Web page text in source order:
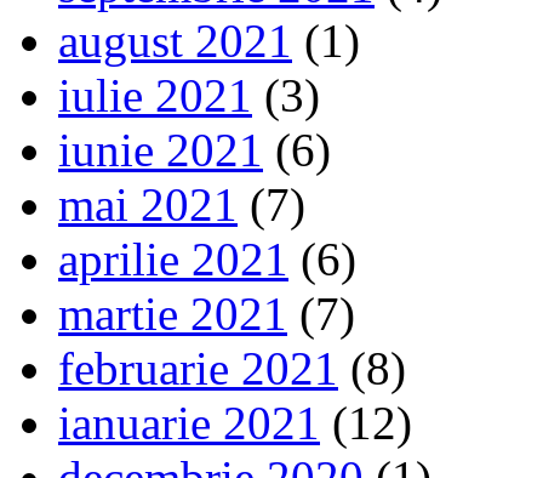
august 2021 (1)
iulie 2021 (3)
iunie 2021 (6)
mai 2021 (7)
aprilie 2021 (6)
martie 2021 (7)
februarie 2021 (8)
ianuarie 2021 (12)